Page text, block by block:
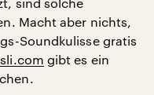
Macht aber nichts,
Soundkulisse gratis
gibt es ein